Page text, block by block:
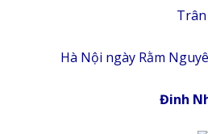
Hà Nội ngày Rằm
Đinh